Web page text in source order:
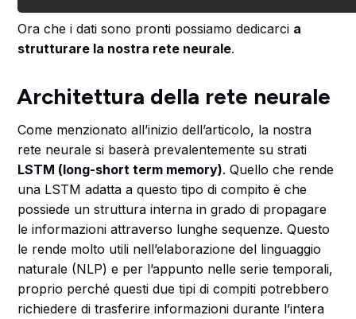
Ora che i dati sono pronti possiamo dedicarci a
strutturare la nostra rete neurale.
Architettura della rete neurale
Come menzionato all’inizio dell’articolo, la nostra
rete neurale si baserà prevalentemente su strati
LSTM (long-short term memory). Quello che rende
una LSTM adatta a questo tipo di compito è che
possiede un struttura interna in grado di propagare
le informazioni attraverso lunghe sequenze. Questo
le rende molto utili nell’elaborazione del linguaggio
naturale (NLP) e per l’appunto nelle serie temporali,
proprio perché questi due tipi di compiti potrebbero
richiedere di trasferire informazioni durante l’intera